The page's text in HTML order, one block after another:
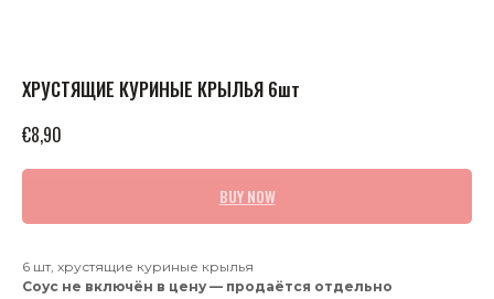
ХРУСТЯЩИЕ КУРИНЫЕ КРЫЛЬЯ 6шт
€8,90
BUY NOW
6 шт, хрустящие куриные крылья
Соус не включён в цену — продаётся отдельно